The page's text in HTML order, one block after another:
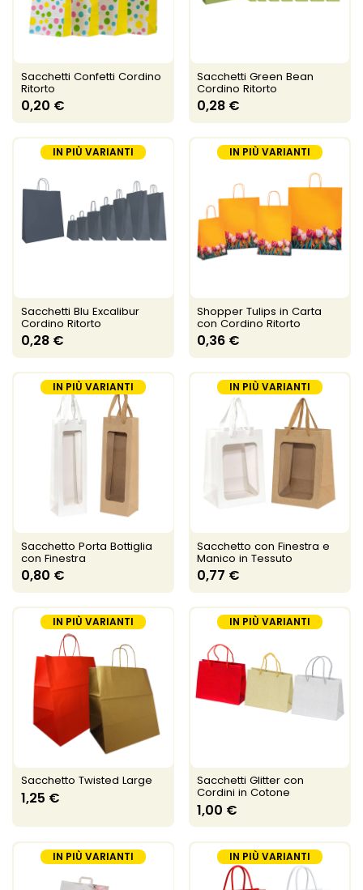
Sacchetti Confetti Cordino
Ritorto
0,20 €
Sacchetti Green Bean
Cordino Ritorto
0,28 €
IN PIÙ VARIANTI
Sacchetti Blu Excalibur
Cordino Ritorto
0,28 €
IN PIÙ VARIANTI
Shopper Tulips in Carta
con Cordino Ritorto
0,36 €
IN PIÙ VARIANTI
Sacchetto Porta Bottiglia
con Finestra
0,80 €
IN PIÙ VARIANTI
Sacchetto con Finestra e
Manico in Tessuto
0,77 €
IN PIÙ VARIANTI
Sacchetto Twisted Large
1,25 €
IN PIÙ VARIANTI
Sacchetti Glitter con
Cordini in Cotone
1,00 €
IN PIÙ VARIANTI IN PIÙ VARIANTI